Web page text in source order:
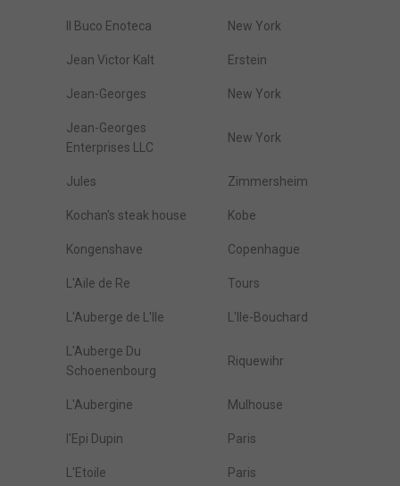
Il Buco Enoteca New York
Jean Victor Kalt Erstein
Jean-Georges New York
Jean-Georges
Enterprises LLC
New York
Jules Zimmersheim
Kochan's steak house Kobe
Kongenshave Copenhague
L'Aile de Re Tours
L'Auberge de L'Ile L'Ile-Bouchard
L'Auberge Du
Schoenenbourg
Riquewihr
L'Aubergine Mulhouse
l'Epi Dupin Paris
L'Etoile Paris